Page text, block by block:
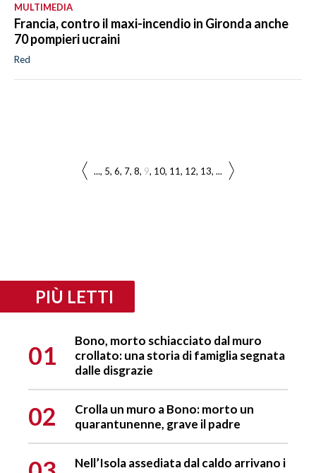
MULTIMEDIA
Francia, contro il maxi-incendio in Gironda anche
70 pompieri ucraini
Red
... 5 6 7 8 9 10 11 12 13 ...
PIÙ LETTI
01
Bono, morto schiacciato dal muro
crollato: una storia di famiglia segnata
dalle disgrazie
02
Crolla un muro a Bono: morto un
quarantunenne, grave il padre
Nell’Isola assediata dal caldo arrivano i